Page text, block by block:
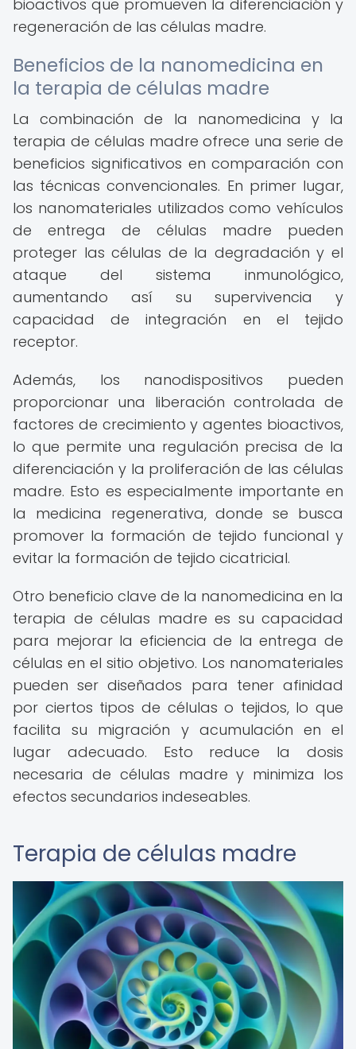
bioactivos que promueven la diferenciación y
regeneración de las células madre.
Beneficios de la nanomedicina en
la terapia de células madre
La combinación de la nanomedicina y la
terapia de células madre ofrece una serie de
beneficios significativos en comparación con
las técnicas convencionales. En primer lugar,
los nanomateriales utilizados como vehículos
de entrega de células madre pueden
proteger las células de la degradación y el
ataque del sistema inmunológico,
aumentando así su supervivencia y
capacidad de integración en el tejido
receptor.
Además, los nanodispositivos pueden
proporcionar una liberación controlada de
factores de crecimiento y agentes bioactivos,
lo que permite una regulación precisa de la
diferenciación y la proliferación de las células
madre. Esto es especialmente importante en
la medicina regenerativa, donde se busca
promover la formación de tejido funcional y
evitar la formación de tejido cicatricial.
Otro beneficio clave de la nanomedicina en la
terapia de células madre es su capacidad
para mejorar la eficiencia de la entrega de
células en el sitio objetivo. Los nanomateriales
pueden ser diseñados para tener afinidad
por ciertos tipos de células o tejidos, lo que
facilita su migración y acumulación en el
lugar adecuado. Esto reduce la dosis
necesaria de células madre y minimiza los
efectos secundarios indeseables.
Terapia de células madre